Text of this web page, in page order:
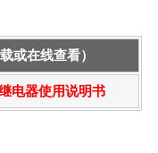
或在线查看）
电器使用说明书